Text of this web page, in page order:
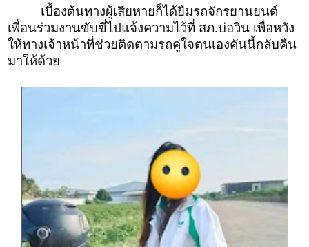
เบื้องต้นทางผู้เสียหายก็ได้ยืมรถจักรยานยนต์
เพื่อนร่วมงานขับขี่ไปแจ้งความไว้ที่ สภ.บ่อวิน เพื่อหวัง
ให้ทางเจ้าหน้าที่ช่วยติดตามรถคู่ใจตนเองคันนี้กลับคืน
มาให้ด้วย